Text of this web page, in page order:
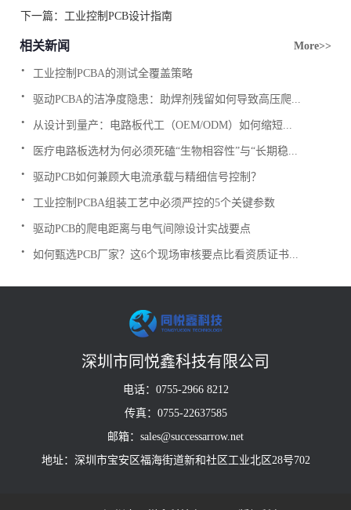
下一篇： 工业控制PCB设计指南
相关新闻 More>>
工业控制PCBA的测试全覆盖策略
.
驱动PCBA的洁净度隐患：助焊剂残留如何导致高压爬...
.
从设计到量产：电路板代工（OEM/ODM）如何缩短...
.
医疗电路板选材为何必须死磕“生物相容性”与“长期稳...
.
驱动PCB如何兼顾大电流承载与精细信号控制？
.
工业控制PCBA组装工艺中必须严控的5个关键参数
.
驱动PCB的爬电距离与电气间隙设计实战要点
.
如何甄选PCB厂家？这6个现场审核要点比看资质证书...
.
深圳市同悦鑫科技有限公司
电话：0755-2966 8212
传真：0755-22637585
邮箱：sales@successarrow.net
地址：深圳市宝安区福海街道新和社区工业北区28号702